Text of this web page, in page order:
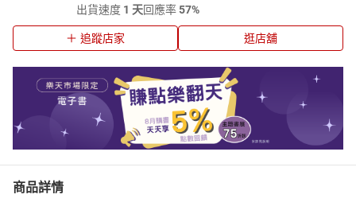
出貨速度 1 天回應率57%
追蹤店家 逛店舖
商品詳情